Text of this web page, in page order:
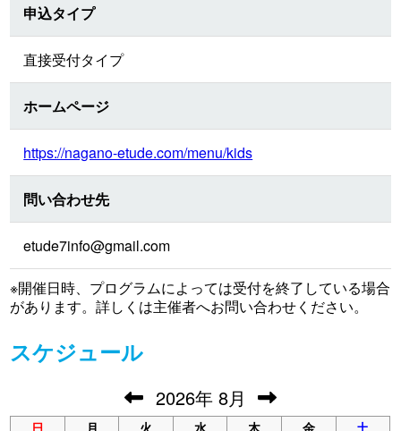
申込タイプ
直接受付タイプ
ホームページ
https://nagano-etude.com/menu/kids
問い合わせ先
etude7info@gmail.com
※開催日時、プログラムによっては受付を終了している場合
があります。詳しくは主催者へお問い合わせください。
スケジュール
2026年 8月